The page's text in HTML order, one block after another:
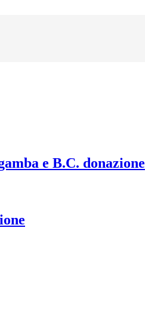
e B.C. donazione